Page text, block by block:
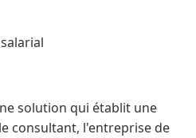
solution qui établit une
consultant, l'entreprise de